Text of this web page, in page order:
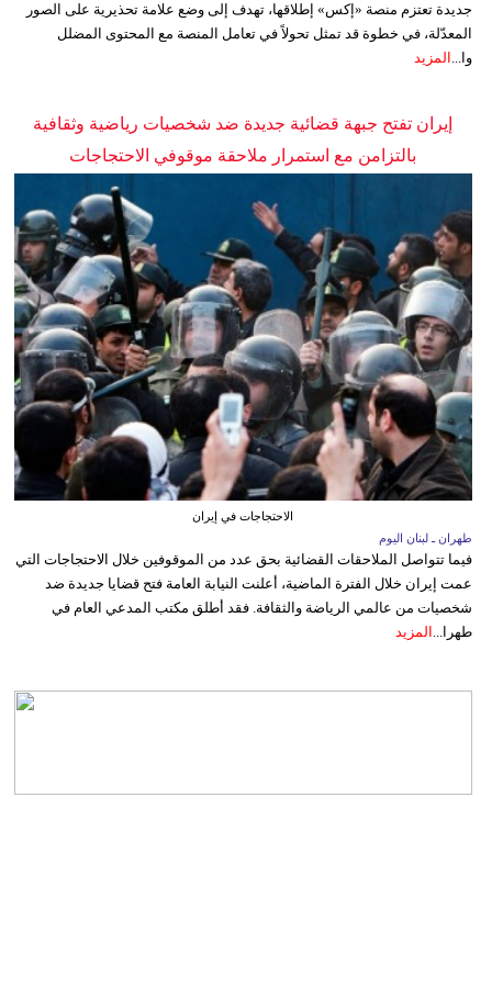
جديدة تعتزم منصة «إكس» إطلاقها، تهدف إلى وضع علامة تحذيرية على الصور
المعدّلة، في خطوة قد تمثل تحولاً في تعامل المنصة مع المحتوى المضلل
وا... المزيد
إيران تفتح جبهة قضائية جديدة ضد شخصيات رياضية وثقافية
بالتزامن مع استمرار ملاحقة موقوفي الاحتجاجات
الاحتجاجات في إيران
طهران ـ لبنان اليوم
فيما تتواصل الملاحقات القضائية بحق عدد من الموقوفين خلال الاحتجاجات التي
عمت إيران خلال الفترة الماضية، أعلنت النيابة العامة فتح قضايا جديدة ضد
شخصيات من عالمي الرياضة والثقافة. فقد أطلق مكتب المدعي العام في
طهرا... المزيد